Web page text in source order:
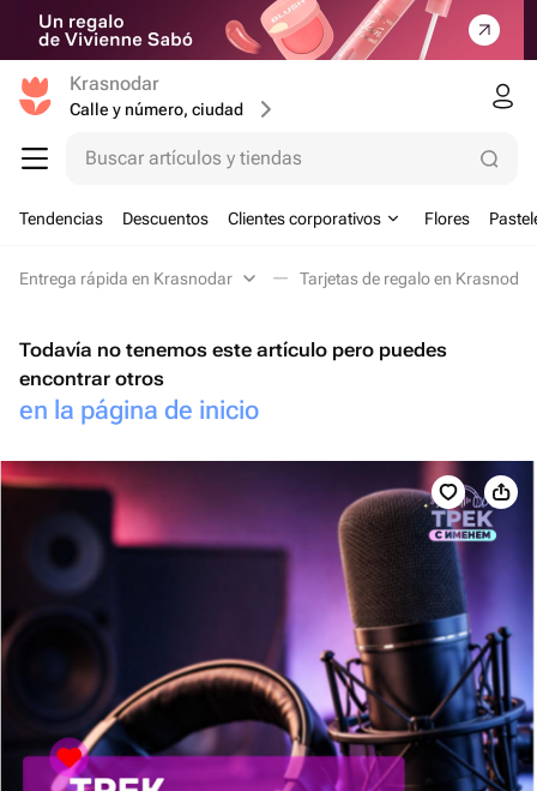
Krasnodar
Calle y número, ciudad
Buscar artículos y tiendas
Tendencias Descuentos Clientes corporativos Flores
Entrega rápida en Krasnodar Tarjetas de regalo en Krasnodar
Todavía no tenemos este artículo pero puedes
encontrar otros
en la página de inicio